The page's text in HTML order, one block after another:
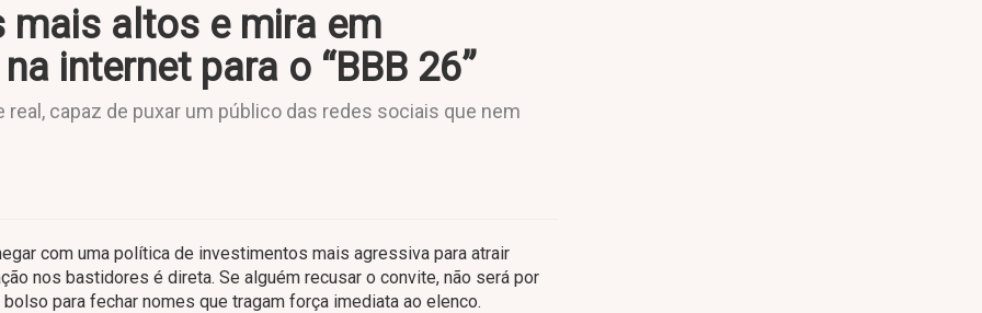
mais altos e mira em
internet para o “BBB 26”
capaz de puxar um público das redes sociais que nem
com uma política de investimentos mais agressiva para atrair
nos bastidores é direta. Se alguém recusar o convite, não será por
para fechar nomes que tragam força imediata ao elenco.